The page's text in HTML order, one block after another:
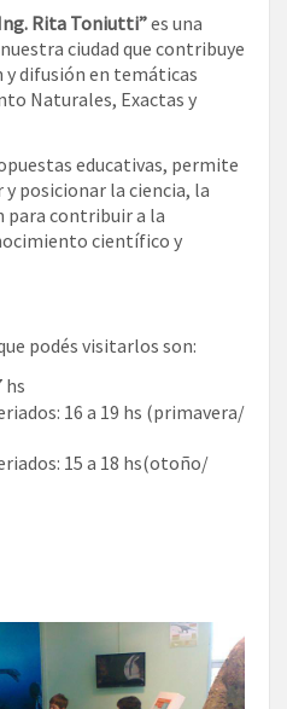
Rita Toniutti”es una
ciudad que contribuye
y difusión en temáticas
Naturales, Exactas y
educativas, permite
posicionar la ciencia, la
para contribuir a la
científico y
podés visitarlos son:
hs
16 a 19 hs (primavera/
15 a 18 hs(otoño/